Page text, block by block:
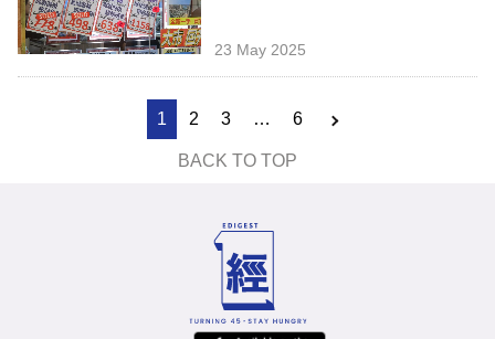
23 May 2025
1 2 3 … 6
BACK TO TOP